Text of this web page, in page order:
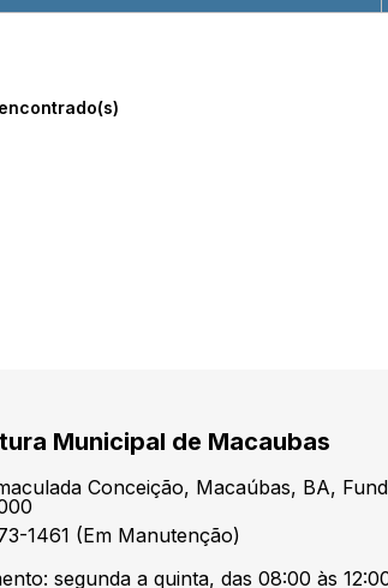
Municipal de Macaubas
Conceição, Macaúbas, BA,
1461 (Em Manutenção)
segunda a quinta, das 08:00 às